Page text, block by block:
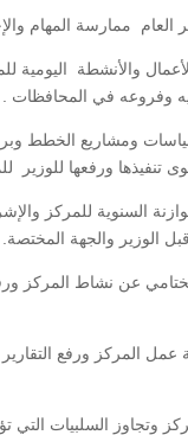
والأنشطة اليومية
وفروعه في المحافظات .
ومشاريع الخطط
تنفيذها ورفعها للوزير
السنوية للمركز
الوزير والجهة المختصة.
عن نشاط المركز
عمل المركز ورفع
وتجاوز السلبيات